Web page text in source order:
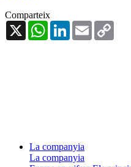
Comparteix
X
WhatsAppLinkedInEmail
La companyia
La companyia